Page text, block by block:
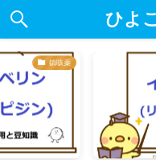
ひよ
鎮咳薬